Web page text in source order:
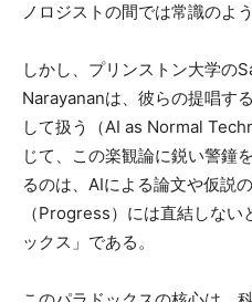
ノロジストの間では常識のよ
しかし、プリンストン大学の
Narayananは、彼らの提唱す
して扱う（AI as Normal
じて、この楽観論に鋭い警鐘
るのは、AIによる論文や仮説
（Progress）には直結しな
ックス」である。